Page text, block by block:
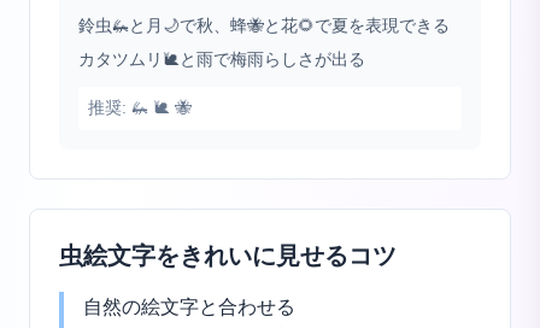
鈴虫🦗と月🌙で秋、蜂🐝と花🌻で夏を表現できる
カタツムリ🐌と雨で梅雨らしさが出る
推奨: 🦗 🐌 🐝
虫絵文字をきれいに見せるコツ
自然の絵文字と合わせる